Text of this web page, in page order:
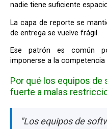
nadie tiene suficiente
La capa de reporte se mantiene en verde mientras el sistema
de entrega se vuelve frágil.
Ese patrón es común porque la gestión visible suele
imponerse a la competencia
Por qué los equipos de
fuerte a malas
"Los equipos de